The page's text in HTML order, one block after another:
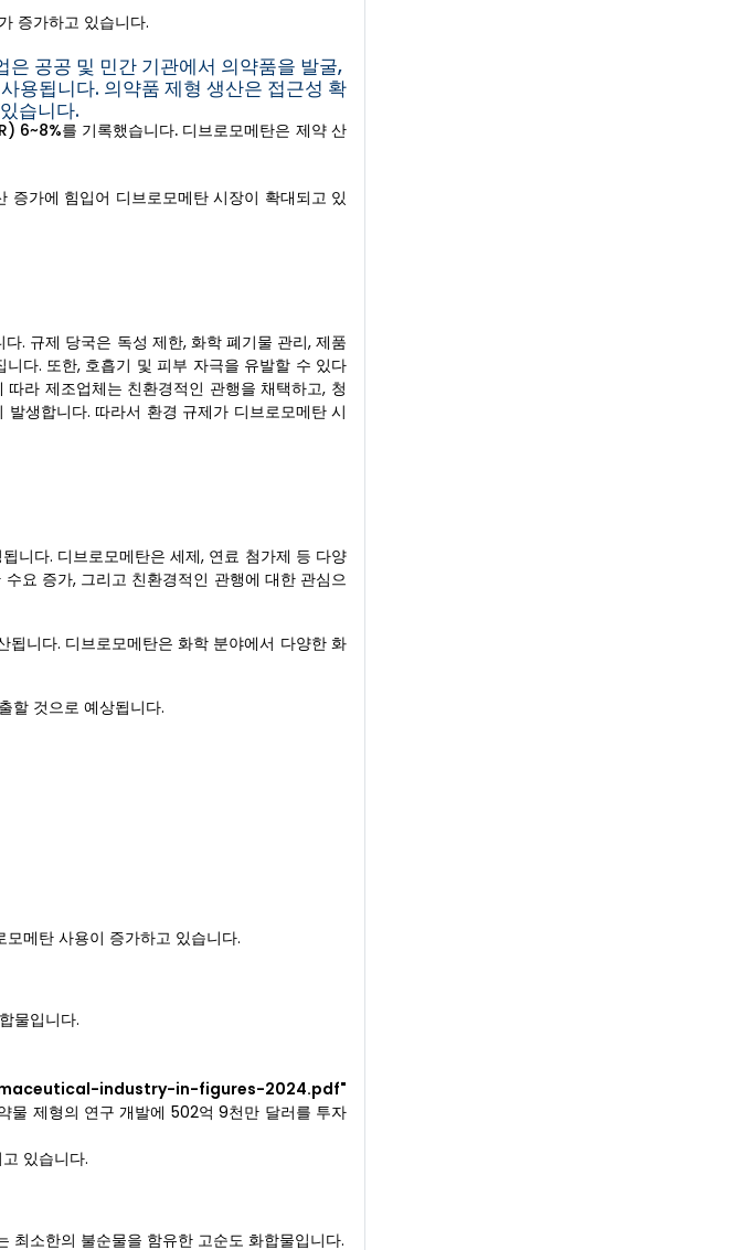
증가하고 있습니다.
공공 및 민간 기관에서 의약품을 발굴,
용됩니다. 의약품 제형 생산은 접근성 확
습니다.
6~8%를 기록했습니다. 디브로모메탄은 제약 산
증가에 힘입어 디브로모메탄 시장이 확대되고 있
. 규제 당국은 독성 제한, 화학 폐기물 관리, 제품
다. 또한, 호흡기 및 피부 자극을 유발할 수 있다
라 제조업체는 친환경적인 관행을 채택하고, 청
생합니다. 따라서 환경 규제가 디브로모메탄 시
니다. 디브로모메탄은 세제, 연료 첨가제 등 다양
요 증가, 그리고 친환경적인 관행에 대한 관심으
니다. 디브로모메탄은 화학 분야에서 다양한 화
할 것으로 예상됩니다.
메탄 사용이 증가하고 있습니다.
물입니다.
industry-in-figures-2024.pdf"
물 제형의 연구 개발에 502억 9천만 달러를 투자
있습니다.
최소한의 불순물을 함유한 고순도 화합물입니다.